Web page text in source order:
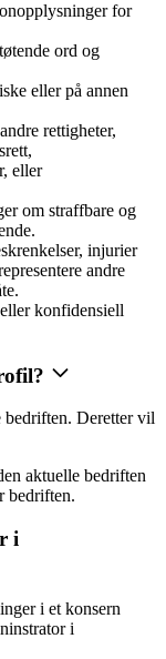
for
ord og
eller på annen
rettigheter,
eller
om straffbare og
injurier
andre
konfidensiell
bedriften. Deretter vil
aktuelle bedriften
bedriften.
i
i et konsern
i